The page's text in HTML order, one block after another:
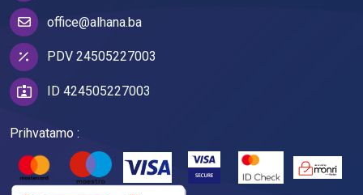
office@alhana.ba
PDV 24505227003
ID 424505227003
Prihvatamo :